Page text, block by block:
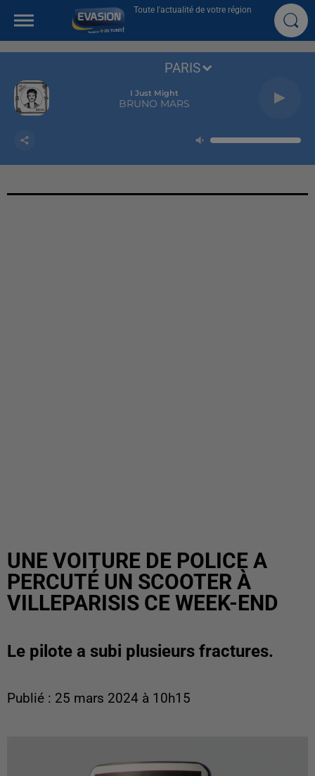
Toute l'actualité de votre région
I Just Might
BRUNO MARS
PARIS
UNE VOITURE DE POLICE A
PERCUTÉ UN SCOOTER À
VILLEPARISIS CE WEEK-END
Le pilote a subi plusieurs fractures.
Publié : 25 mars 2024 à 10h15